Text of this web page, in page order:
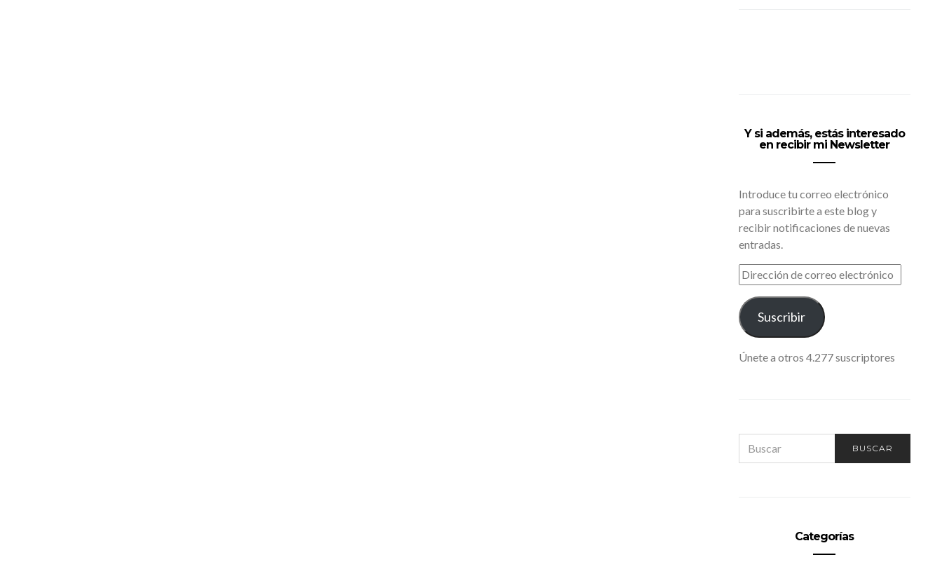
Y si además, estás interesado
en recibir mi Newsletter
Introduce tu correo electrónico
para suscribirte a este blog y
recibir notificaciones de nuevas
entradas.
DIRECCIÓN
DE
CORREO
ELECTRÓNICO
Suscribir
Únete a otros 4.277 suscriptores
FOR:
BUSCAR
Categorías